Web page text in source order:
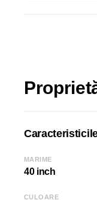
MARIME
40 inch
CULOARE